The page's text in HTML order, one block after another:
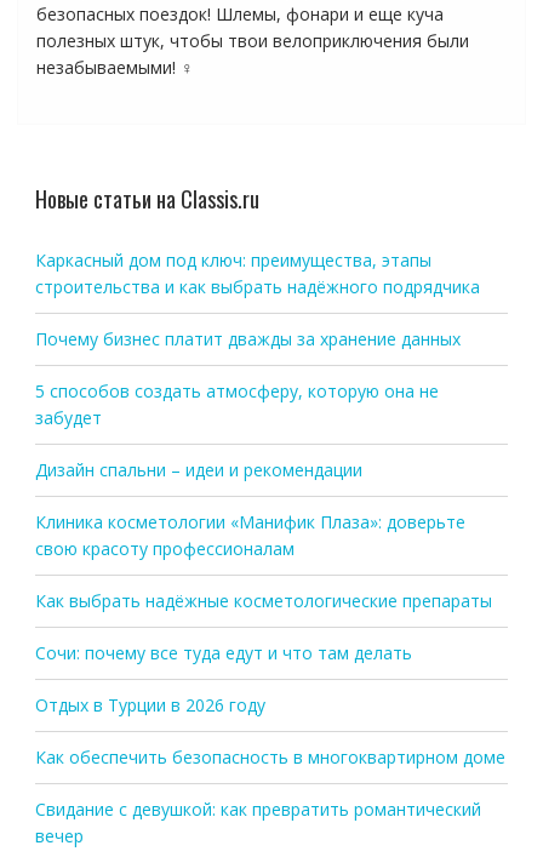
безопасных поездок! Шлемы, фонари и еще куча
полезных штук, чтобы твои велоприключения были
незабываемыми! ♀
Новые статьи на Classis.ru
Каркасный дом под ключ: преимущества, этапы
строительства и как выбрать надёжного подрядчика
Почему бизнес платит дважды за хранение данных
5 способов создать атмосферу, которую она не
забудет
Дизайн спальни – идеи и рекомендации
Клиника косметологии «Манифик Плаза»: доверьте
свою красоту профессионалам
Как выбрать надёжные косметологические препараты
Сочи: почему все туда едут и что там делать
Отдых в Турции в 2026 году
Как обеспечить безопасность в многоквартирном доме
Свидание с девушкой: как превратить романтический
вечер